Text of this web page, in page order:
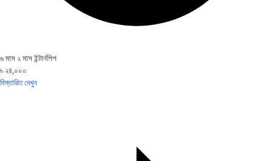
৬ মাস ২ মাস ইন্টার্নশিপ
৳ ২৪,০০০
বিস্তারিত দেখুন